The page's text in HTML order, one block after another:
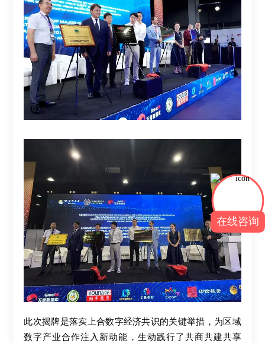
此次揭牌是落实上合数字经济共识的关键举措，为区域
数字产业合作注入新动能，生动践行了共商共建共享
在线咨询